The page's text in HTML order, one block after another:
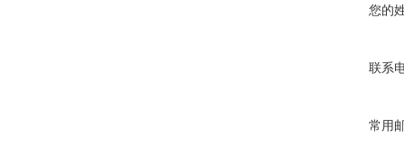
您的
联系
常用